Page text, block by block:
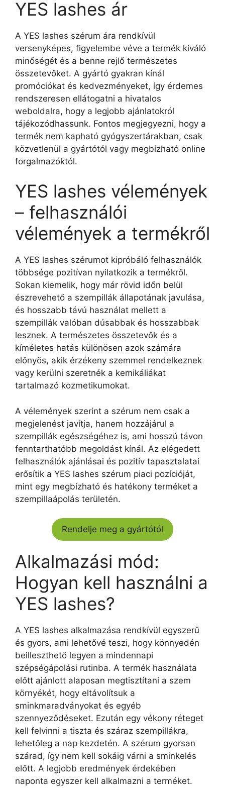
YES lashes ár
A YES lashes szérum ára rendkívül
versenyképes, figyelembe véve a termék kiváló
minőségét és a benne rejlő természetes
összetevőket. A gyártó gyakran kínál
promóciókat és kedvezményeket, így érdemes
rendszeresen ellátogatni a hivatalos
weboldalra, hogy a legjobb ajánlatokról
tájékozódhassunk. Fontos megjegyezni, hogy a
termék nem kapható gyógyszertárakban, csak
közvetlenül a gyártótól vagy megbízható online
forgalmazóktól.
YES lashes vélemények
– felhasználói
vélemények a termékről
A YES lashes szérumot kipróbáló felhasználók
többsége pozitívan nyilatkozik a termékről.
Sokan kiemelik, hogy már rövid időn belül
észrevehető a szempillák állapotának javulása,
és hosszabb távú használat mellett a
szempillák valóban dúsabbak és hosszabbak
lesznek. A természetes összetevők és a
kíméletes hatás különösen azok számára
előnyös, akik érzékeny szemmel rendelkeznek
vagy kerülni szeretnék a kemikáliákat
tartalmazó kozmetikumokat.
A vélemények szerint a szérum nem csak a
megjelenést javítja, hanem hozzájárul a
szempillák egészségéhez is, ami hosszú távon
fenntarthatóbb megoldást kínál. Az elégedett
felhasználók ajánlásai és pozitív tapasztalatai
erősítik a YES lashes szérum piaci pozícióját,
mint egy megbízható és hatékony terméket a
szempillaápolás területén.
Rendelje meg a gyártótól
Alkalmazási mód:
Hogyan kell használni a
YES lashes?
A YES lashes alkalmazása rendkívül egyszerű
és gyors, ami lehetővé teszi, hogy könnyedén
beilleszthető legyen a mindennapi
szépségápolási rutinba. A termék használata
előtt ajánlott alaposan megtisztítani a szem
környékét, hogy eltávolítsuk a
sminkmaradványokat és egyéb
szennyeződéseket. Ezután egy vékony réteget
kell felvinni a tiszta és száraz szempillákra,
lehetőleg a nap kezdetén. A szérum gyorsan
szárad, így nem kell sokáig várni a sminkelés
előtt. A legjobb eredmények érdekében
naponta egyszer kell alkalmazni a terméket.